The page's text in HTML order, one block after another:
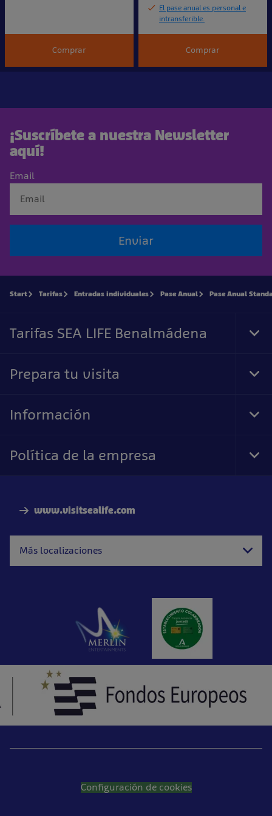
Comprar
El pase anual es personal e
intransferible.
Comprar
¡Suscríbete a nuestra Newsletter
aquí!
Email
Enviar
www.visitsealife.com
Más localizaciones
Start Tarifas Entradas individuales Pase Anual Pase Anual
Tarifas SEA LIFE Benalmádena
Prepara tu visita
Información
Política de la empresa
Configuración de cookies